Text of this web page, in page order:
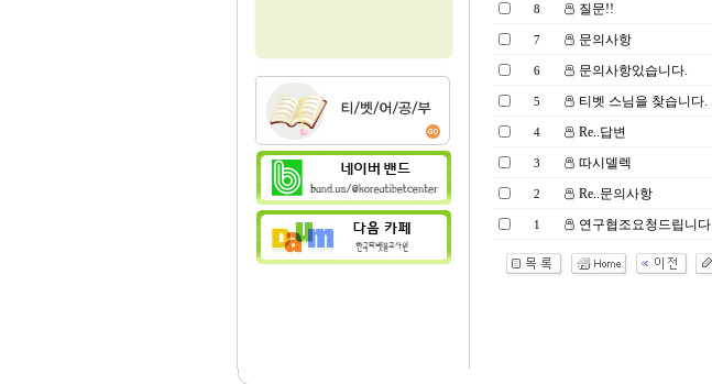
8 질문!!
7 문의사항
6 문의사항있습니다.
5 티벳 스님을 찾습니다.
4 Re..답변
3 따시델렉
2 Re..문의사항
1 연구협조요청드립니다